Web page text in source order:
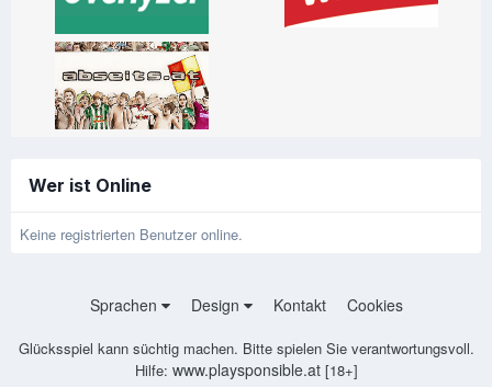
Wer ist Online
Keine registrierten Benutzer online.
Sprachen Design Kontakt Cookies
Glücksspiel kann süchtig machen. Bitte spielen Sie verantwortungsvoll.
Hilfe: www.playsponsible.at[18+]